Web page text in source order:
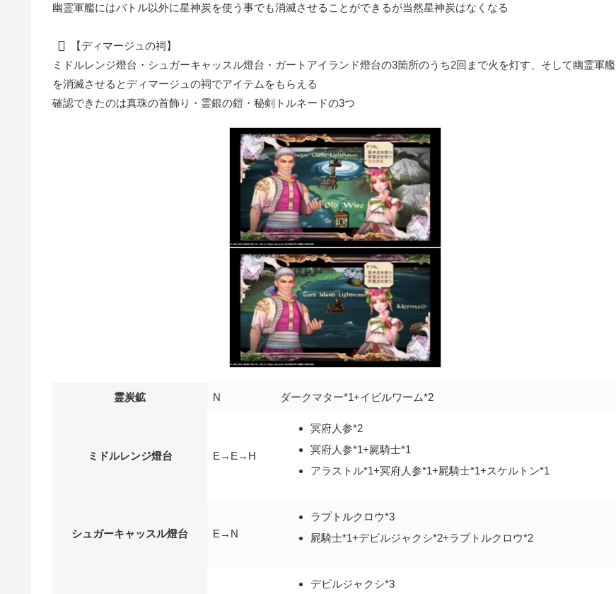
幽霊軍艦にはバトル以外に星神炭を使う事でも消滅させることができるが当然星神炭はなくなる
【ディマージュの祠】
ミドルレンジ燈台・シュガーキャッスル燈台・ガートアイランド燈台の3箇所のうち2回まで火を灯す、そして幽霊軍艦
を消滅させるとディマージュの祠でアイテムをもらえる
確認できたのは真珠の首飾り・霊銀の鎧・秘剣トルネードの3つ
霊炭鉱 N ダークマター*1+イビルワーム*2
ミドルレンジ燈台 E→E→H
冥府人参*2
冥府人参*1+屍騎士*1
アラストル*1+冥府人参*1+屍騎士*1+スケルトン*1
シュガーキャッスル燈台 E→N
ラプトルクロウ*3
屍騎士*1+デビルジャクシ*2+ラプトルクロウ*2
デビルジャクシ*3